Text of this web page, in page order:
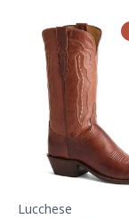
Lucchese